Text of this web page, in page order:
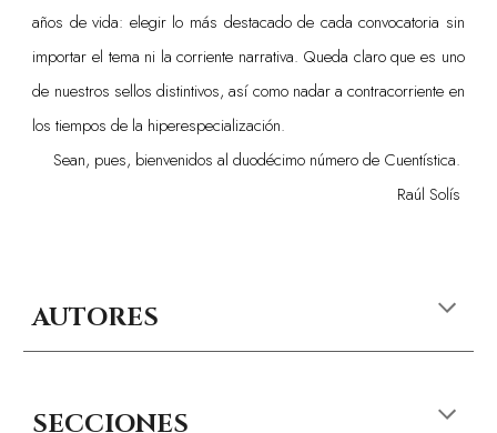
años de vida: elegir lo más destacado de cada convocatoria sin
importar el tema ni la corriente narrativa. Queda claro que es uno
de nuestros sellos distintivos, así como nadar a contracorriente en
los tiempos de la hiperespecialización.
Sean, pues, bienvenidos al duodécimo número de Cuentística.
Raúl Solís
AUTORES
SECCIONES